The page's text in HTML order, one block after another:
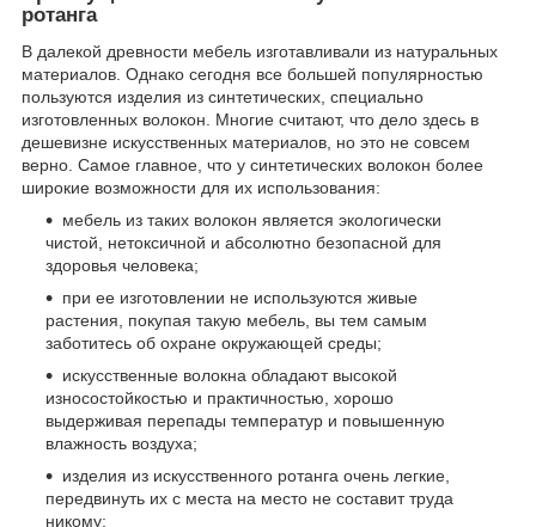
ротанга
В далекой древности мебель изготавливали из натуральных
материалов. Однако сегодня все большей популярностью
пользуются изделия из синтетических, специально
изготовленных волокон. Многие считают, что дело здесь в
дешевизне искусственных материалов, но это не совсем
верно. Самое главное, что у синтетических волокон более
широкие возможности для их использования:
мебель из таких волокон является экологически
чистой, нетоксичной и абсолютно безопасной для
здоровья человека;
при ее изготовлении не используются живые
растения, покупая такую мебель, вы тем самым
заботитесь об охране окружающей среды;
искусственные волокна обладают высокой
износостойкостью и практичностью, хорошо
выдерживая перепады температур и повышенную
влажность воздуха;
изделия из искусственного ротанга очень легкие,
передвинуть их с места на место не составит труда
никому;